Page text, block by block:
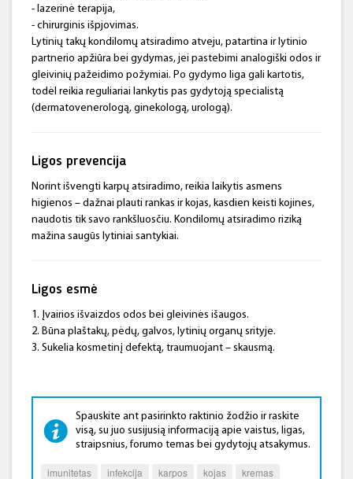
- lazerinė terapija,
- chirurginis išpjovimas.
Lytinių takų kondilomų atsiradimo atveju, patartina ir lytinio
partnerio apžiūra bei gydymas, jei pastebimi analogiški odos ir
gleivinių pažeidimo požymiai. Po gydymo liga gali kartotis,
todėl reikia reguliariai lankytis pas gydytoją specialistą
(dermatovenerologą, ginekologą, urologą).
Ligos prevencija
Norint išvengti karpų atsiradimo, reikia laikytis asmens
higienos – dažnai plauti rankas ir kojas, kasdien keisti kojines,
naudotis tik savo rankšluosčiu. Kondilomų atsiradimo riziką
mažina saugūs lytiniai santykiai.
Ligos esmė
1. Įvairios išvaizdos odos bei gleivinės išaugos.
2. Būna plaštakų, pėdų, galvos, lytinių organų srityje.
3. Sukelia kosmetinį defektą, traumuojant – skausmą.
Spauskite ant pasirinkto raktinio žodžio ir raskite
visą, su juo susijusią informaciją apie vaistus, ligas,
straipsnius, forumo temas bei gydytojų atsakymus.
imunitetas infekcija karpos kojas kremas